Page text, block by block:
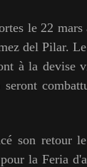
le 22 mars
del Pilar.
à la devise
retour le
la Feria